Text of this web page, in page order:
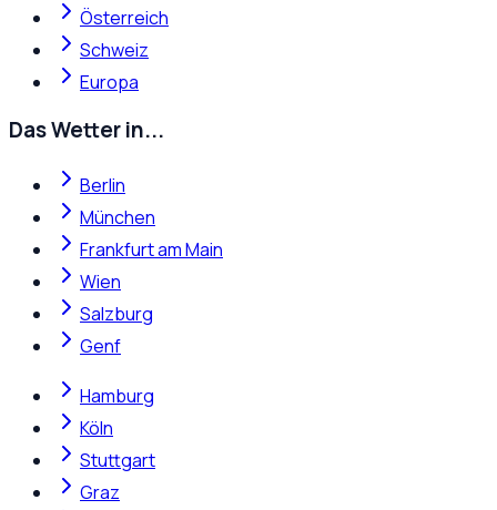
Österreich
Schweiz
Europa
Das Wetter in...
Berlin
München
Frankfurt am Main
Wien
Salzburg
Genf
Hamburg
Köln
Stuttgart
Graz